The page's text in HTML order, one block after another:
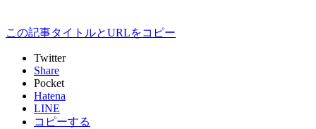
この記事タイトルとURLをコピー
Twitter
Share
Pocket
Hatena
LINE
コピーする